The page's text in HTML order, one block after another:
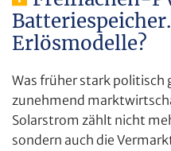
Erlösmodelle?
Was früher stark politisch
zunehmend
Solarstrom zählt nicht
sondern auch die